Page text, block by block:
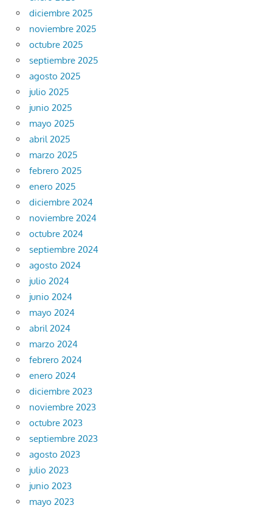
diciembre 2025
noviembre 2025
octubre 2025
septiembre 2025
agosto 2025
julio 2025
junio 2025
mayo 2025
abril 2025
marzo 2025
febrero 2025
enero 2025
diciembre 2024
noviembre 2024
octubre 2024
septiembre 2024
agosto 2024
julio 2024
junio 2024
mayo 2024
abril 2024
marzo 2024
febrero 2024
enero 2024
diciembre 2023
noviembre 2023
octubre 2023
septiembre 2023
agosto 2023
julio 2023
junio 2023
mayo 2023